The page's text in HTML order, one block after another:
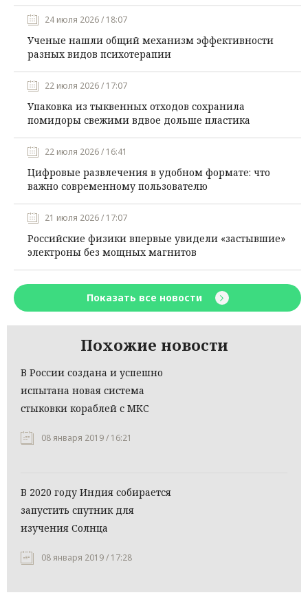
24 июля 2026 / 18:07
Ученые нашли общий механизм эффективности
разных видов психотерапии
22 июля 2026 / 17:07
Упаковка из тыквенных отходов сохранила
помидоры свежими вдвое дольше пластика
22 июля 2026 / 16:41
Цифровые развлечения в удобном формате: что
важно современному пользователю
21 июля 2026 / 17:07
Российские физики впервые увидели «застывшие»
электроны без мощных магнитов
Показать все новости
Похожие новости
В России создана и успешно
испытана новая система
стыковки кораблей с МКС
08 января 2019 / 16:21
В 2020 году Индия собирается
запустить спутник для
изучения Солнца
08 января 2019 / 17:28